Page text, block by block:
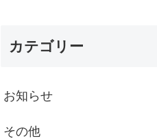
カテゴリー
お知らせ
その他